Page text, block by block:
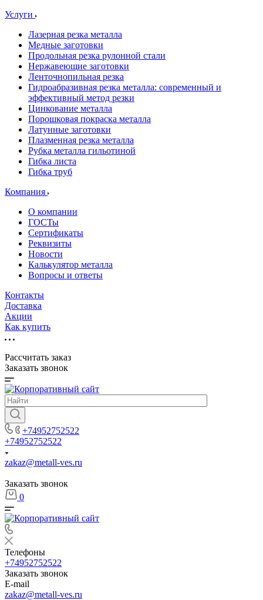
Услуги
Лазерная резка металла
Медные заготовки
Продольная резка рулонной стали
Нержавеющие заготовки
Ленточнопильная резка
Гидроабразивная резка металла: современный и
эффективный метод резки
Цинкование металла
Порошковая покраска металла
Латунные заготовки
Плазменная резка металла
Рубка металла гильотиной
Гибка листа
Гибка труб
Компания
О компании
ГОСТы
Сертификаты
Реквизиты
Новости
Калькулятор металла
Вопросы и ответы
Контакты
Доставка
Акции
Как купить
Рассчитать заказ
Заказать звонок
+74952752522
+74952752522
zakaz@metall-ves.ru
Заказать звонок
0
Телефоны
+74952752522
Заказать звонок
E-mail
zakaz@metall-ves.ru